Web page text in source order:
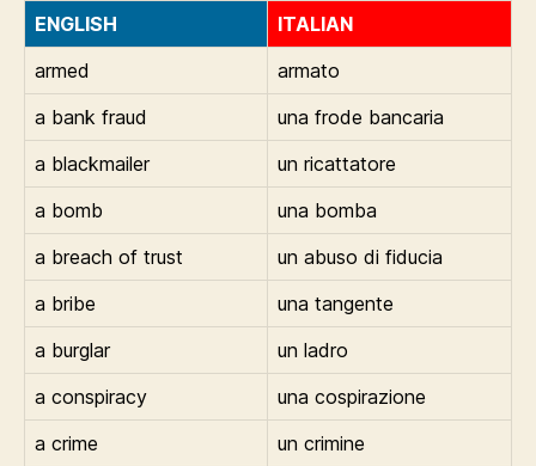
ENGLISH
ITALIAN
armed
armato
a bank fraud
una frode bancaria
a blackmailer
un ricattatore
a bomb
una bomba
a breach of trust
un abuso di fiducia
a bribe
una tangente
a burglar
un ladro
a conspiracy
una cospirazione
a crime
un crimine